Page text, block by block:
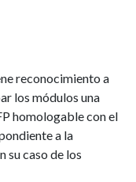
reconocimiento a
los módulos una
homologable con el
a la
su caso de los